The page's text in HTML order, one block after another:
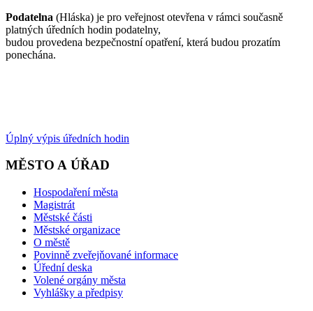
Podatelna (Hláska) je pro veřejnost otevřena v rámci současně
platných úředních hodin podatelny,
budou provedena bezpečnostní opatření, která budou prozatím
ponechána.
Úplný výpis úředních hodin
MĚSTO A ÚŘAD
Hospodaření města
Magistrát
Městské části
Městské organizace
O městě
Povinně zveřejňované informace
Úřední deska
Volené orgány města
Vyhlášky a předpisy